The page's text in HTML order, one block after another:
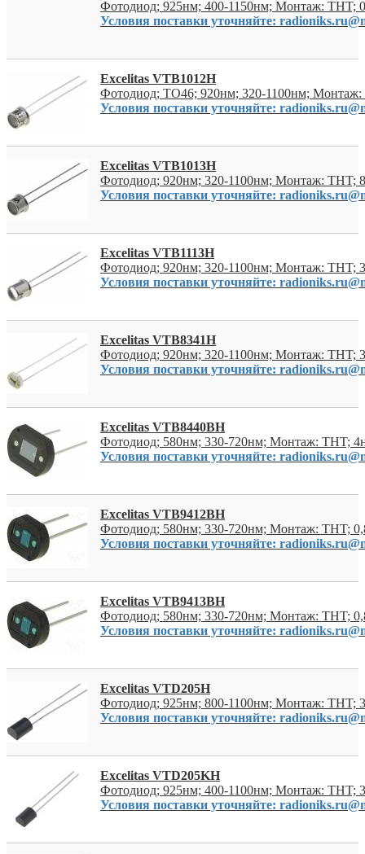
Фотодиод; 925нм; 400-1150нм; Монтаж: THT;
Условия поставки уточняйте:
Excelitas VTB1012H
Фотодиод; TO46; 920нм; 320-1100нм;
Условия поставки уточняйте:
Excelitas VTB1013H
Фотодиод; 920нм; 320-1100нм; Монтаж: THT;
Условия поставки уточняйте:
Excelitas VTB1113H
Фотодиод; 920нм; 320-1100нм; Монтаж: THT;
Условия поставки уточняйте:
Excelitas VTB8341H
Фотодиод; 920нм; 320-1100нм; Монтаж: THT;
Условия поставки уточняйте:
Excelitas VTB8440BH
Фотодиод; 580нм; 330-720нм; Монтаж: THT;
Условия поставки уточняйте:
Excelitas VTB9412BH
Фотодиод; 580нм; 330-720нм; Монтаж: THT;
Условия поставки уточняйте:
Excelitas VTB9413BH
Фотодиод; 580нм; 330-720нм; Монтаж: THT;
Условия поставки уточняйте:
Excelitas VTD205H
Фотодиод; 925нм; 800-1100нм; Монтаж: THT;
Условия поставки уточняйте:
Excelitas VTD205KH
Фотодиод; 925нм; 400-1100нм; Монтаж: THT;
Условия поставки уточняйте: